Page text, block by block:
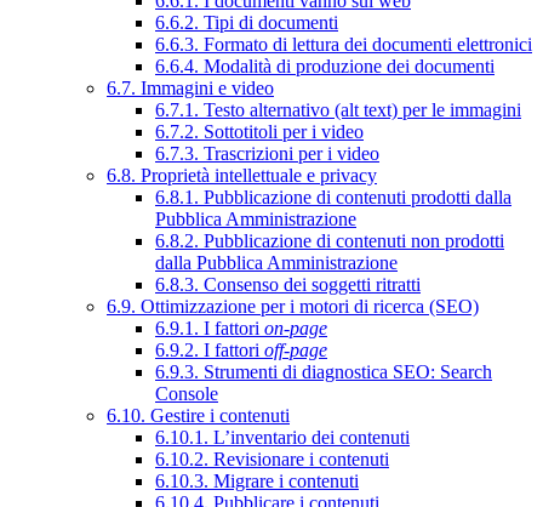
6.6.2. Tipi di documenti
6.6.3. Formato di lettura dei documenti elettronici
6.6.4. Modalità di produzione dei documenti
6.7. Immagini e video
6.7.1. Testo alternativo (alt text) per le immagini
6.7.2. Sottotitoli per i video
6.7.3. Trascrizioni per i video
6.8. Proprietà intellettuale e privacy
6.8.1. Pubblicazione di contenuti prodotti dalla
Pubblica Amministrazione
6.8.2. Pubblicazione di contenuti non prodotti
dalla Pubblica Amministrazione
6.8.3. Consenso dei soggetti ritratti
6.9. Ottimizzazione per i motori di ricerca (SEO)
6.9.1. I fattori on-page
6.9.2. I fattori off-page
6.9.3. Strumenti di diagnostica SEO: Search
Console
6.10. Gestire i contenuti
6.10.1. L’inventario dei contenuti
6.10.2. Revisionare i contenuti
6.10.3. Migrare i contenuti
6.10.4. Pubblicare i contenuti